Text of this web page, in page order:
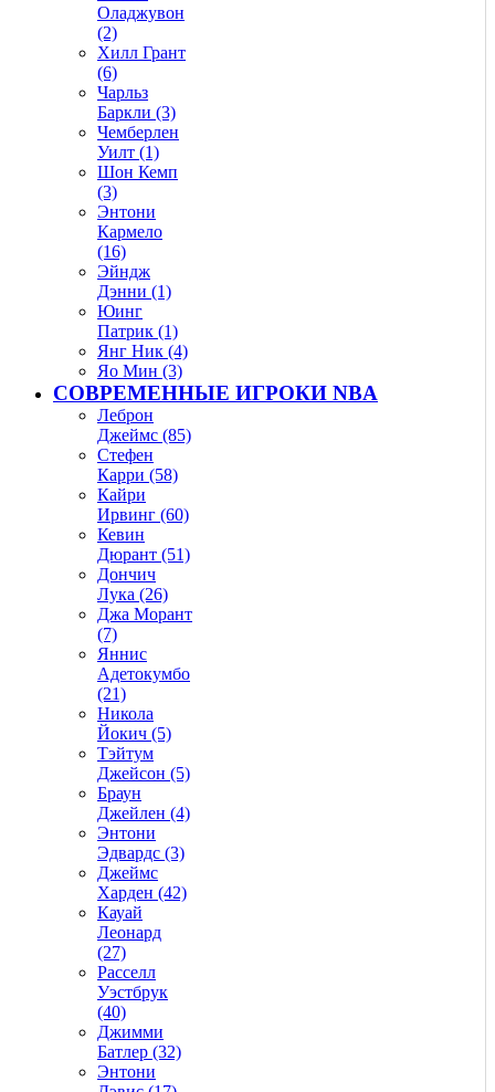
Оладжувон
(2)
Хилл Грант
(6)
Чарльз
Баркли (3)
Чемберлен
Уилт (1)
Шон Кемп
(3)
Энтони
Кармело
(16)
Эйндж
Дэнни (1)
Юинг
Патрик (1)
Янг Ник (4)
Яо Мин (3)
СОВРЕМЕННЫЕ ИГРОКИ NBA
Леброн
Джеймс (85)
Стефен
Карри (58)
Кайри
Ирвинг (60)
Кевин
Дюрант (51)
Дончич
Лука (26)
Джа Морант
(7)
Яннис
Адетокумбо
(21)
Никола
Йокич (5)
Тэйтум
Джейсон (5)
Браун
Джейлен (4)
Энтони
Эдвардс (3)
Джеймс
Харден (42)
Кауай
Леонард
(27)
Расселл
Уэстбрук
(40)
Джимми
Батлер (32)
Энтони